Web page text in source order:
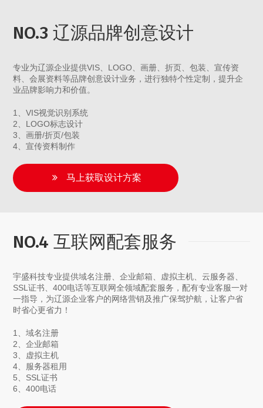
NO.3 辽源品牌创意设计
专业为辽源企业提供VIS、LOGO、画册、折页、包装、宣传资
料、会展资料等品牌创意设计业务，进行独特个性定制，提升企
业品牌影响力和价值。
1、VIS视觉识别系统
2、LOGO标志设计
3、画册/折页/包装
4、宣传资料制作
马上获取设计方案
NO.4 互联网配套服务
宇盛科技专业提供域名注册、企业邮箱、虚拟主机、云服务器、
SSL证书、400电话等互联网全领域配套服务，配有专业客服一对
一指导，为辽源企业客户的网络营销及推广保驾护航，让客户省
时省心更省力！
1、域名注册
2、企业邮箱
3、虚拟主机
4、服务器租用
5、SSL证书
6、400电话